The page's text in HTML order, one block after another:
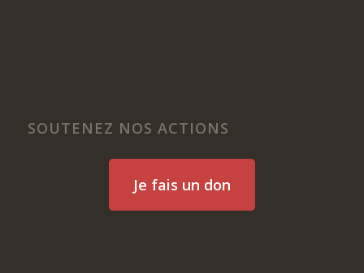
SOUTENEZ NOS ACTIONS
Je fais un don